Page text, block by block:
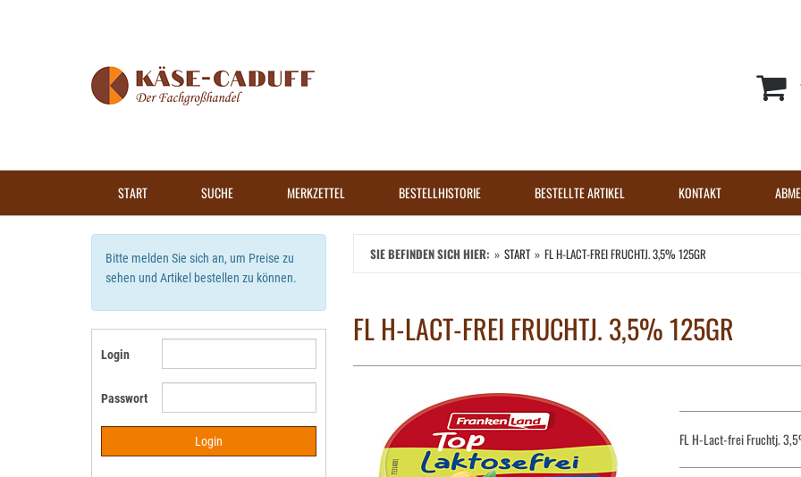
START SUCHE MERKZETTEL BESTELLHISTORIE BESTELLTE ARTIKEL KONTAKT
SIE BEFINDEN SICH HIER: START FL H-LACT-FREI FRUCHTJ. 3,5% 125GR
FL H-LACT-FREI FRUCHTJ. 3,5% 125GR
FL H-Lact-frei Fruchtj.
Bitte melden Sie sich an, um Preise zu
sehen und Artikel bestellen zu können.
Login
Passwort